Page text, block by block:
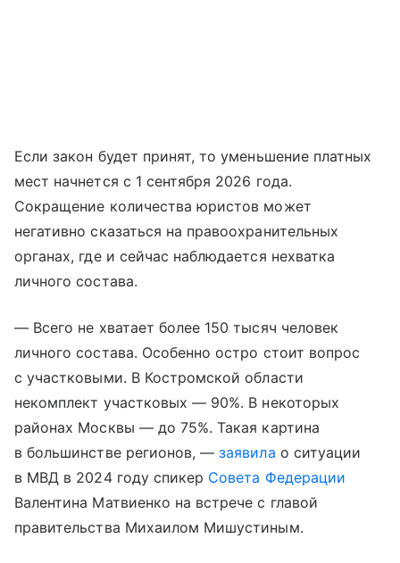
Если закон будет принят, то уменьшение платных
мест начнется с 1 сентября 2026 года.
Сокращение количества юристов может
негативно сказаться на правоохранительных
органах, где и сейчас наблюдается нехватка
личного состава.
— Всего не хватает более 150 тысяч человек
личного состава. Особенно остро стоит вопрос
с участковыми. В Костромской области
некомплект участковых — 90%. В некоторых
районах Москвы — до 75%. Такая картина
в большинстве регионов, —заявила о ситуации
в МВД в 2024 году спикер Совета Федерации
Валентина Матвиенко на встрече с главой
правительства Михаилом Мишустиным.